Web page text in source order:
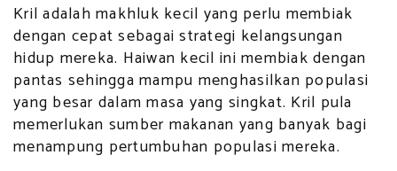
Kril adalah makhluk kecil yang perlu membiak
dengan cepat sebagai strategi kelangsungan
hidup mereka. Haiwan kecil ini membiak dengan
pantas sehingga mampu menghasilkan populasi
yang besar dalam masa yang singkat. Kril pula
memerlukan sumber makanan yang banyak bagi
menampung pertumbuhan populasi mereka.